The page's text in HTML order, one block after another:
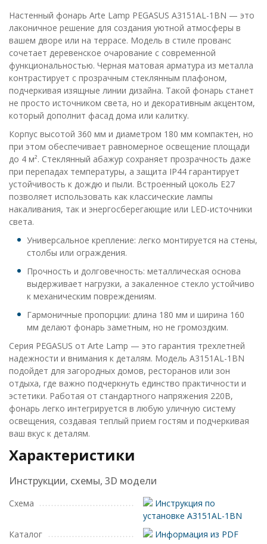
Настенный фонарь Arte Lamp PEGASUS A3151AL-1BN — это
лаконичное решение для создания уютной атмосферы в
вашем дворе или на террасе. Модель в стиле прованс
сочетает деревенское очарование с современной
функциональностью. Черная матовая арматура из металла
контрастирует с прозрачным стеклянным плафоном,
подчеркивая изящные линии дизайна. Такой фонарь станет
не просто источником света, но и декоративным акцентом,
который дополнит фасад дома или калитку.
Корпус высотой 360 мм и диаметром 180 мм компактен, но
при этом обеспечивает равномерное освещение площади
до 4 м². Стеклянный абажур сохраняет прозрачность даже
при перепадах температуры, а защита IP44 гарантирует
устойчивость к дождю и пыли. Встроенный цоколь E27
позволяет использовать как классические лампы
накаливания, так и энергосберегающие или LED-источники
света.
Универсальное крепление: легко монтируется на стены,
столбы или ограждения.
Прочность и долговечность: металлическая основа
выдерживает нагрузки, а закаленное стекло устойчиво
к механическим повреждениям.
Гармоничные пропорции: длина 180 мм и ширина 160
мм делают фонарь заметным, но не громоздким.
Серия PEGASUS от Arte Lamp — это гарантия трехлетней
надежности и внимания к деталям. Модель A3151AL-1BN
подойдет для загородных домов, ресторанов или зон
отдыха, где важно подчеркнуть единство практичности и
эстетики. Работая от стандартного напряжения 220В,
фонарь легко интегрируется в любую уличную систему
освещения, создавая теплый прием гостям и подчеркивая
ваш вкус к деталям.
Характеристики
Инструкции, схемы, 3D модели
Схема
Инструкция по
установке A3151AL-1BN
Каталог
Информация из PDF